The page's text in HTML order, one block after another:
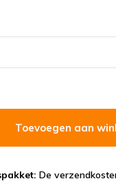
Toevoegen aan
De